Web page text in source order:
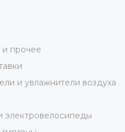
прочее
и увлажнители воздуха
электровелосипеды